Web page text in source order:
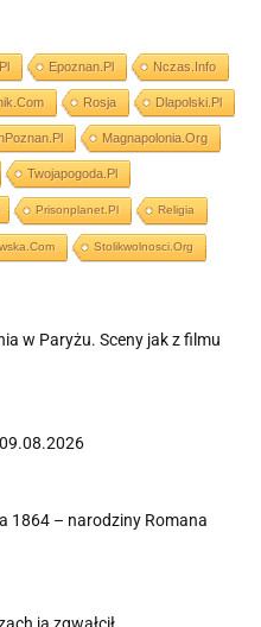
Epoznan.pl Nczas.info
Rosja Dlapolski.pl
Magnapolonia.org
Twojapogoda.pl
Prisonplanet.pl Religia
Stolikwolnosci.org
w Paryżu. Sceny jak z filmu
1864 – narodziny Romana